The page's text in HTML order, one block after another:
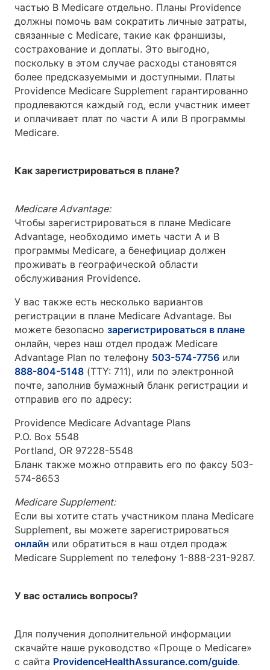
частью B Medicare отдельно. Планы Providence
должны помочь вам сократить личные затраты,
связанные с Medicare, такие как франшизы,
сострахование и доплаты. Это выгодно,
поскольку в этом случае расходы становятся
более предсказуемыми и доступными. Платы
Providence Medicare Supplement гарантированно
продлеваются каждый год, если участник имеет
и оплачивает плат по части A или B программы
Medicare.
Как зарегистрироваться в плане?
Medicare Advantage:
Чтобы зарегистрироваться в плане Medicare
Advantage, необходимо иметь части A и B
программы Medicare, а бенефициар должен
проживать в географической области
обслуживания Providence.
У вас также есть несколько вариантов
регистрации в плане Medicare Advantage. Вы
можете безопасно зарегистрироваться в плане
онлайн, через наш отдел продаж Medicare
Advantage Plan по телефону 503-574-7756 или
888-804-5148 (TTY: 711), или по электронной
почте, заполнив бумажный бланк регистрации и
отправив его по адресу:
Providence Medicare Advantage Plans
P.O. Box 5548
Portland, OR 97228-5548
Бланк также можно отправить его по факсу 503-
574-8653
Medicare Supplement:
Если вы хотите стать участником плана Medicare
Supplement, вы можете зарегистрироваться
онлайн или обратиться в наш отдел продаж
Medicare Supplement по телефону 1-888-231-9287.
У вас остались вопросы?
Для получения дополнительной информации
скачайте наше руководство «Проще о Medicare»
с сайта ProvidenceHealthAssurance.com/guide.